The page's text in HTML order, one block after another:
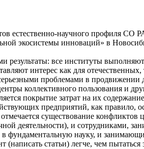
естественно-научного профиля
экосистемы инноваций» в
результаты: все институты
интерес как для
проблемами в
коллективного пользования
покрытие затрат на их
предприятий, как правило,
существование
деятельности), и сотрудниками,
науку, и
(написать статьи) легче, чем